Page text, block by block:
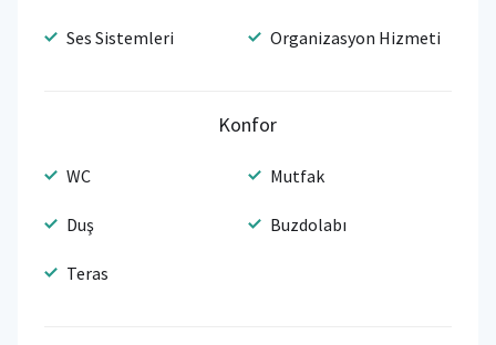
Ses Sistemleri Organizasyon Hizmeti
Konfor
WC Mutfak
Duş Buzdolabı
Teras